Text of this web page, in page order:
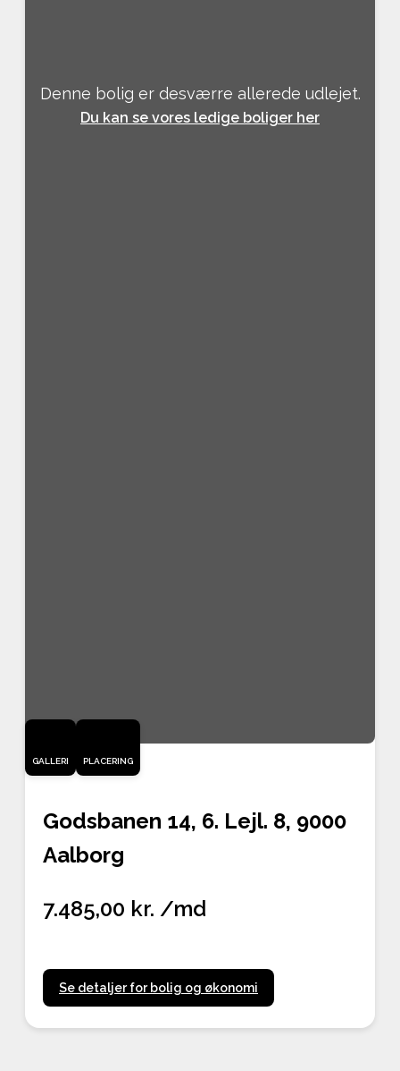
Denne bolig er desværre allerede udlejet.
Du kan se vores ledige boliger her
GALLERI PLACERING
Godsbanen 14, 6. Lejl. 8, 9000
Aalborg
7.485,00 kr. /md
Se detaljer for bolig og økonomi